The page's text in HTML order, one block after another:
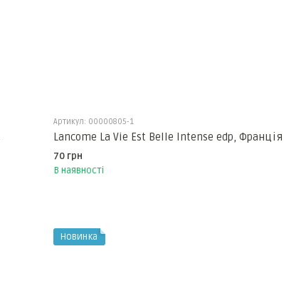
Артикул: 00000805-1
Lancome La Vie Est Belle Intense edp, Франція
70 грн
В наявності
Новинка